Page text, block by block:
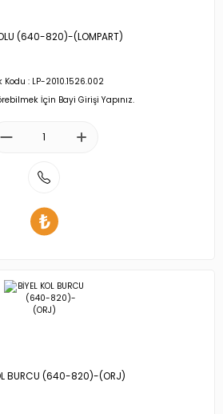
(640-820)-(LOMPART)
Kodu : LP-2010.1526.002
İçin Bayi Girişi Yapınız.
BURCU (640-820)-(ORJ)